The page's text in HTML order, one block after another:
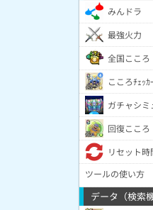
みんドラ
最強火力
全国こころ
こころﾁｪｯｶ
ガチャシミ
回復こころ
リセット時
ツールの使い方
データ（検索